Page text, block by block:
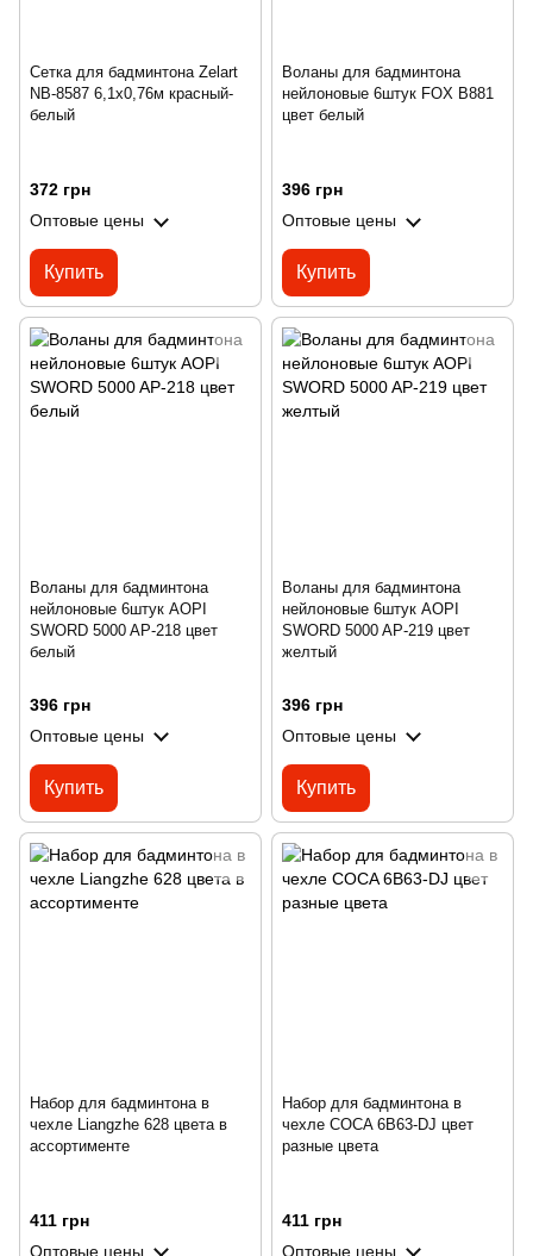
Сетка для бадминтона Zelart
NB-8587 6,1x0,76м красный-
белый
372 грн
Оптовые цены
Купить
Воланы для бадминтона
нейлоновые 6штук FOX B881
цвет белый
396 грн
Оптовые цены
Купить
Воланы для бадминтона
нейлоновые 6штук AOPI
SWORD 5000 AP-218 цвет
белый
396 грн
Оптовые цены
Купить
Воланы для бадминтона
нейлоновые 6штук AOPI
SWORD 5000 AP-219 цвет
желтый
396 грн
Оптовые цены
Купить
Набор для бадминтона в
чехле Liangzhe 628 цвета в
ассортименте
411 грн
Оптовые цены
Набор для бадминтона в
чехле COCA 6B63-DJ цвет
разные цвета
411 грн
Оптовые цены